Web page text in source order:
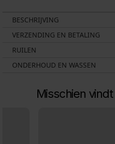
BESCHRIJVING
VERZENDING EN BETALING
RUILEN
ONDERHOUD EN WASSEN
Misschien